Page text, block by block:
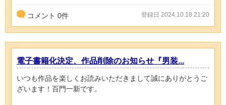
コメント 0件 登録日 2024.10.18 21:20
電子書籍化決定、作品削除のお知らせ『男装...
いつも作品を楽しくお読みいただきまして誠にありがとうご
ざいます！百門一新です。